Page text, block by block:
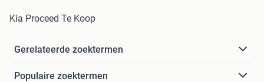
Kia Proceed Te Koop
Gerelateerde zoektermen
Populaire zoektermen